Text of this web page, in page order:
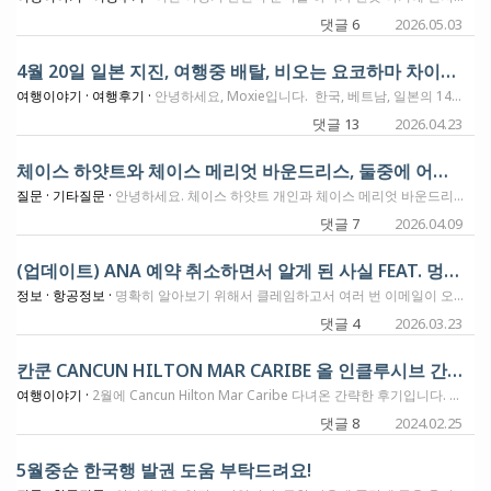
댓글 6 2026.05.03
4월 20일 일본 지진, 여행중 배탈, 비오는 요코하마 차이나타운 - 14일 여행의 마무리
여행이야기 · 여행후기 · 안녕하세요, Moxie입니다. 한국, 베트남, 일본의 14일 여행 일정의 막바지에 들었습니다. 오늘은 요코하마 하얏 리젠시 호텔에서 이 글을 작성하는데요. 이제 현지시간 내일이면 나리타공항으로 가서 ANA 일등석 타고서 시카고로 들어가게 됩니다. 이번 2주여행동안 사진 수천장을 찍어가는데, 이번에도 여행 뒷부분부터 수십편의 후기를 남겨볼까 합니다. 특히나 이번에 처음 와본 요코하마가 너무 재미있고, 숙박했던 두개의 호텔이 다 좋아서 벌써 다음번 일정의 호텔을 예약하고 가네요. 미국으로 돌아가면 각종류별러 후기를 남기겠는데, 오늘 게시글에서는 간단한 몇가지 흔적만 남기고 가도록 하겠습니다. 4월 20일 현지시간 오후 4시 50분쯤에 일본에 지진이 있었습니다. 일본의 북동쪽, 아오모리 주변의 해변가에서 Tsunami로 추정되는 지진이였는데요. 이시간에 저는 긴자 센트릭 호텔에서 저녁식사 나가려고 준비중에 있었고요. 투숙방은 1201호 코너룸이였는데, 처음에는 약간의 움직임과 삐걱거리는 소리가 나길래.. "어떤넘이 이 방문을 부수고 들어오려고 그러는거냐~~!!!"하고 자리에서 일어났습니다. 옷걸리에 걸려있던 Bath Robe 2개가 왔다 갔다... 흔들리고요. 자리에 서 있는 제가 느끼는 진동은, 비행기내에서 자리에서 일어나 화장실 갈때 흔들리는.. 그정도의 느낌이였습니다. 진동은 채 5분이 가지 않았고요. 그 후로 뉴스에서는 몇가지 속보들이 계속 나오고 있기도 했습니다. 주변에 이자카야에 갔었는데, 그곳 직원은 이번에 나온 Tsunami Warning이 "야바이!!" 라고 해서 한참을 웃었습니다. 한국에서도 이 뉴스가 전해졌는지, 저한테 문자 오시는 분들도 꽤 있었습니다. 일본에서는 자주 있는 일이라서, 일본사람들은 약 10분동안 얘기하다가 일상의 생활로 돌아가더라구요. ㅎ 이자카야에서 맛있는 식사를 하고 나왔는데, 이날 마지막에 먹었던 호르몬이 문제였는지, 우롱하이가 문제였는지... 탈이 났습니다. 조금 참아보다가 안되겠어서, 호텔 주변에 있는 약국을 찾아갔습니다. 들어가서 잘 못하는 일본어로 떠뜸떠뜸 하니까... 한국약사분께서 한국인이냐고 물어보시네요 ㅎㅎㅎ 정로환만 사러 갔다가 전체적인 증상을 얘기하니, 한방으로 만들어진 감기/몸살약을 같이 주셨습니다. 여행중에 아프면 힘든데 그래도 이 약을 먹고 조금 좋아졌네요. 도쿄에 다른 (재미있는) 호텔에서 1박을 더 하고 요코하마로 이동했습니다. 이번엔 큰 가방을 호텔에서 호텔로 부치는 서비스도 이용해봤습니다. 이것 훌륭합니다. 무조건 추천!!! 요코하마에 총 3박을 하고 가는데, 1박은 돗단배 모양을 하고 있는 인터컨 요코하마 그랜드 호텔에 있었고요. 여행 마지막 2박은 요코하마 하얏 리젠시 호텔에 있는데요. 이 두 호텔이 정말 좋습니다. 요코하마 하얏 리젠시는 제 경험으로는 긴자 센트릭보다 더 좋은것 같기도해서, 다음 일정으로 이 호텔을 또 예약했습니다. 호텔에서 300미터만 걸어가면 일본 3대 차이나타운이 있는데요. 어제 저녁에 클럽 라운지에서 만난 사람들과 밤 산책을 다녀왔습니다. (리젠시 호텔방에 커다란 우산 준비되어있습니다) 비오는 요코하마 차이나타운!!! 너무나 멋있는 모습이라서 사진을 여러장 찍어봤는데요. 그중에 분위기 있는 사진 한장 남기고 가겠습니다. 여행중에는 바쁘기도 했고, 몸도 아프기도 했어서 소식을 전하지 못했습니다. 인스타그램 보시는 분들은 나름 잘 보시고 있는것으로 알고 있습니다. 부지런히 돌아가서 이번 일정을 하나씩 풀어놓도록 하겠습니다. 감사합니다.
댓글 13 2026.04.23
체이스 하얏트와 체이스 메리엇 바운드리스, 둘중에 어느 쪽이 더 유용하게 사용을 할 수 있을까요?
질문 · 기타질문 · 안녕하세요. 체이스 하얏트 개인과 체이스 메리엇 바운드리스 개인, 둘 중에 어느 쪽이 더 유용하게 사용을 할 수 있을까요? 하얏트는 현재 30,000 포인트 + 추가 스펜딩을 통해서 30,000 포인트, 메리엇은 5만 숙박권 4장과 항공크레딧 $100로 알고 있습니다. 3인 가족이 미국, 캐나다 여기저기 두달마다 한 두번씩은 주말이나 휴일을 이용해서 잠깐이라도 다녀오는 것 같습니다. 그리고 하얏트는 스펜딩으로 30,000 포인트 받고, 추가 스펜딩을 통해서 30,000 포인트를 얻는게 괜찮은 오퍼인가요? * 아참, 호텔은 보유중인 호텔숙박권이나 포인트, 아멕스 플레티넘 FHR를 이용해서 골고루 다니고 있습니다.
댓글 7 2026.04.09
(업데이트) ANA 예약 취소하면서 알게 된 사실 FEAT. 멍청비용
정보 · 항공정보 · 명확히 알아보기 위해서 클레임하고서 여러 번 이메일이 오갔는데, 결론적으로 안된다고 합니다. ANA로부터 받은 이메일 내용입니다. This regulation applies to transportation services that fall under U.S. DOT jurisdiction, which generally involves tickets purchased in the United States or itineraries subject to U.S. consumer protection requirements. In your case, the ticket was purchased and issued through ANA’s Japan website and paid for in JPY. As such, the contract of carriage and applicable fare conditions are governed by the rules and regulations applicable in Japan, and not by U.S. DOT regulations. Accordingly, the DOT 24-hour cancellation policy does not apply to this booking. We also note the documents you have referenced. However, these provisions do not extend DOT jurisdiction to tickets issued and processed outside the United States under non-U.S. point-of-sale conditions. --------------------------------------------------------------------------------------------------------------------- 어제 밤에 아나 웹사이트에서 하네다-샌프란시스 발권을 했는데, 생각해보니 김포를 앞에 붙이는 걸 까먹었네요. 취소하고 다시 예약하려고 웹사이트에 들어가니 3,000 마일이나 3,000엔을 페널티로 공제하겠다고 나옵니다??? 분명히 예약한지 24시간 내에 취소할 경우에는 페널티가 없는 걸로 알고 있었는데 말이죠... 오늘 아나에 전화해보니 발권시 엔화로 결제한 경우에는 미국법이 아니라 일본법이 적용되고 고 일본에는 24시간 취소룰이 없다고 합니다... 허허허... 전화 끊고 웹사이트에서 3,000엔 결제하고 취소했습니다. 전화로 취소하는 경우에는 마일 차감 페널티만 옵션이니까 돈내고 취소하려면 웹사이트에서 해야한답니다. 그러고보니 예약할 때 화면이 뭔가 살짝달랐다고 느끼긴 했는데, 다시 보니 왠지 모르겠지만 로케이션 일본, 언어 설정은 영어로 되어있었네요. 금액이 적어서 다행이었지만 그래도 다른 분들은 실수하지 마시라고 올립니다. 아 그리고 스케줄 변경은 발권일 기준 1년이라고 합니다. 왕복 티켓이면 왕편 출발일로부터 1년까지 복편 스케줄 변경이 가능하지만, 편도면 발권일 기준 1년입니다.
댓글 4 2026.03.23
칸쿤 CANCUN HILTON MAR CARIBE 올 인클루시브 간략 후기
여행이야기 · 2월에 Cancun Hilton Mar Caribe 다녀온 간략한 후기입니다. 1. 항공편: 델타 마일리지로 JFK-CUN 왕복 항공편 이용했습니다. 델타 골드 카드 소지하면 15% 할인과 함께 첫번째 체크인 가방 수수료가 면제되는데 9명(본인+동반자 8명)까지 됩니다. 체크인 담당 직원이 잘 모르면 매니저한테 물어보라고 조용히 알려주세요. 2. 칸쿤공항-호텔 이동: USA TRANSFERS 이용했는데, 전반적으로 큰 무리없이 편리하게 이용했습니다. 추천해주신 방돔님 감사합니다. 3. 호텔은 10만포인트 기본방(2 queen bed, 4인, ocean view)으로 예약했는데 beach front로 배정 받았습니다. 아래 그림에서 보시면 C/D/E/F/G가 ocean view, A,H,B가 beach front 입니다. 모든 객실에는 발코니가 있는데 썬베드가 있는 Large Balcony, 썬베드가 없는 Juliet Balcony로 나뉩니다. 4. 식당은 부페(Vela, 아침/점심/저녁), 일반식당(MAXAL, FLAMA, NORIKU, LALUCE, 저녁, 예약필수), 룸서비스(24시간) 등이 있습니다. 일반식당 예약은 체크인후 받는 링크를 통해 예약하거나 직접 방문해서 예약하면 됩니다. 5. 많이들 우려하시는 해초는 아침마다 한 번씩 치우는데 거의 없었습니다. 바다에 파도는 방파제가 없어서 그런제 좀 쎈 편입니다. 그래서 그런지 바다물에 들어가는 사람은 많지 않고 대신 실내 수영장에 사람이 많았습니다. 6. 돌아올때 칸쿤 공항은 그야말로 관광객으로 넘쳐나더군요. 칸쿤 공항 물가는 뉴욕 물가보다 훨씬 비싸고, 라운지도 작은거 두 개 밖에 없어서 이용이 쉽지 않더군요. 캐리비안 첫 여행이었는데 아름다운 바다가 인상에 남는 여행이었습니다. 다음에 그리스 산토리니 가보고 싶어지네요.
댓글 8 2024.02.25
5월중순 한국행 발권 도움 부탁드려요!